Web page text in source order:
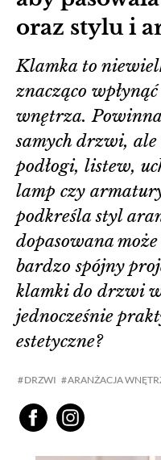
oraz stylu i
DRZWI ARANŻACJA
Klamka to
znacząco
wnętrza.
samych drzwi, ale
podłogi, listew,
lamp czy
podkreśla styl
dopasowana
bardzo spójny
klamki do drzwi
jednocześnie
estetyczne?